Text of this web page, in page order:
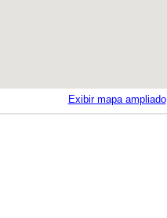
Exibir mapa ampliado